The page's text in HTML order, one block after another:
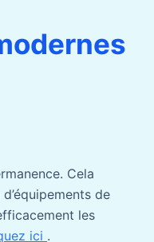
Cela
de
les
ici .